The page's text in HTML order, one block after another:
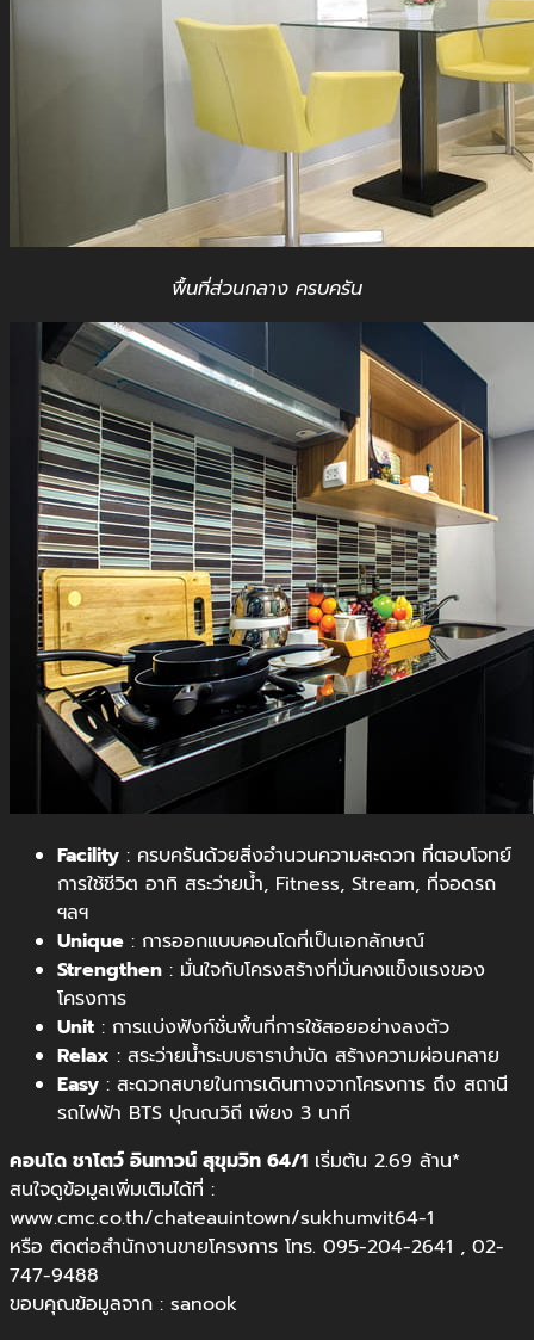
พื้นที่ส่วนกลาง ครบครัน
Facility : ครบครันด้วยสิ่งอำนวนความสะดวก ที่ตอบโจทย์
การใช้ชีวิต อาทิ สระว่ายน้ำ, Fitness, Stream, ที่จอดรถ
ฯลฯ
Unique : การออกแบบคอนโดที่เป็นเอกลักษณ์
Strengthen : มั่นใจกับโครงสร้างที่มั่นคงแข็งแรงของ
โครงการ
Unit : การแบ่งฟังก์ชั่นพื้นที่การใช้สอยอย่างลงตัว
Relax : สระว่ายน้ำระบบธาราบำบัด สร้างความผ่อนคลาย
Easy : สะดวกสบายในการเดินทางจากโครงการ ถึง สถานี
รถไฟฟ้า BTS ปุณณวิถี เพียง 3 นาที
คอนโด ชาโตว์ อินทาวน์ สุขุมวิท 64/1 เริ่มต้น 2.69 ล้าน*
สนใจดูข้อมูลเพิ่มเติมได้ที่ :
www.cmc.co.th/chateauintown/sukhumvit64-1
หรือ ติดต่อสำนักงานขายโครงการ โทร. 095-204-2641 , 02-
747-9488
ขอบคุณข้อมูลจาก : sanook